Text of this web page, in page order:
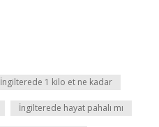
İngilterede 1 kilo et ne kadar
İngilterede hayat pahalı mı